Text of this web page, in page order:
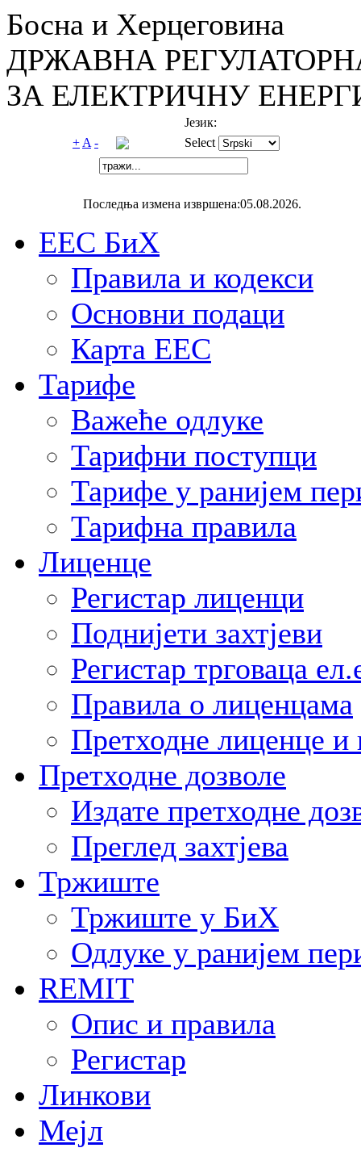
Босна и Херцеговина
ДРЖАВНА
ЗА ЕЛЕКТРИЧНУ
Језик:
+ A - Select
Последња измена извршена:05.08.2026.
ЕЕС БиХ
Правила и кодекси
Основни подаци
Карта ЕЕС
Тарифе
Важеће одлуке
Тарифни поступци
Тарифе у ранијем
Тарифна правила
Лиценце
Регистар лиценци
Поднијети захтјеви
Регистар трговаца
Правила о лиценцама
Претходне лиценце и
Претходне дозволе
Издате претходне
Преглед захтјева
Тржиште
Тржиште у БиХ
Одлуке у ранијем
REMIT
Опис и правила
Регистар
Линкови
Мејл